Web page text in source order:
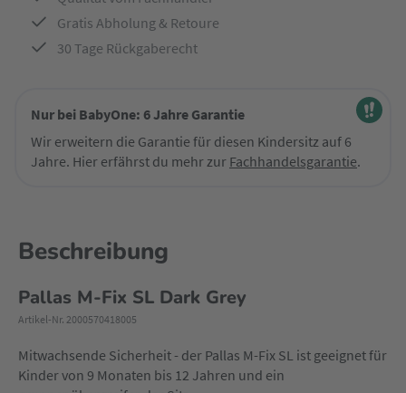
Gratis Abholung & Retoure
30 Tage Rückgaberecht
Nur bei BabyOne: 6 Jahre Garantie
Wir erweitern die Garantie für diesen Kindersitz auf 6
Jahre. Hier erfährst du mehr zur Fachhandelsgarantie.
Beschreibung
Pallas M-Fix SL Dark Grey
Artikel-Nr. 2000570418005
Mitwachsende Sicherheit - der Pallas M-Fix SL ist geeignet für
Kinder von 9 Monaten bis 12 Jahren und ein